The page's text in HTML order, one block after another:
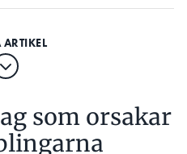
som orsakar